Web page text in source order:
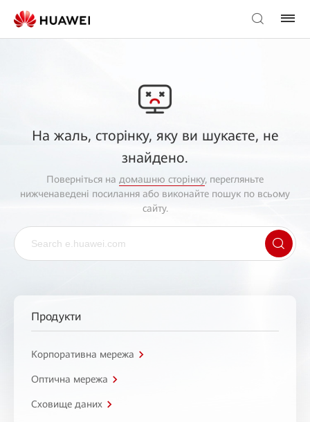
На жаль, сторінку, яку ви шукаєте, не
знайдено.
Поверніться на домашню сторінку, перегляньте
нижченаведені посилання або виконайте пошук по всьому
сайту.
Продукти
Корпоративна мережа
Оптична мережа
Сховище даних